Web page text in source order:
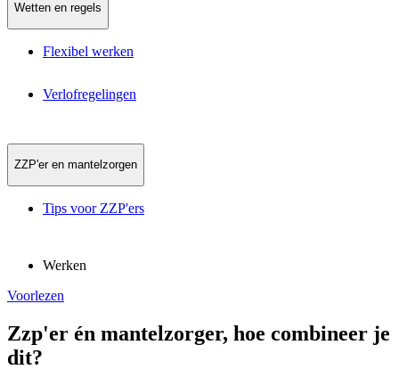
Wetten en regels
Flexibel werken
Verlofregelingen
ZZP'er en mantelzorgen
Tips voor ZZP'ers
Werken
Voorlezen
Zzp'er én mantelzorger, hoe combineer je
dit?